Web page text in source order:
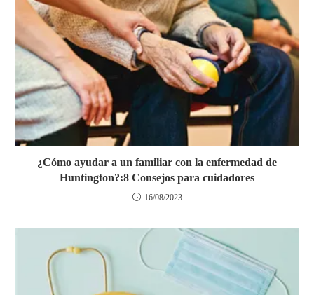
¿Cómo ayudar a un familiar con la enfermedad de
Huntington?:8 Consejos para cuidadores
16/08/2023